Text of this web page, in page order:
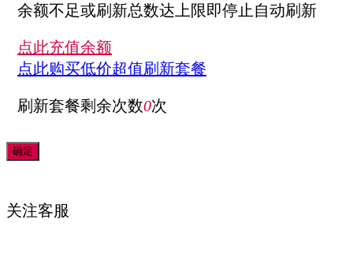
余额不足或刷新总数达上限即停止自动刷新
点此充值余额
点此购买低价超值刷新套餐
刷新套餐剩余次数0次
关注客服